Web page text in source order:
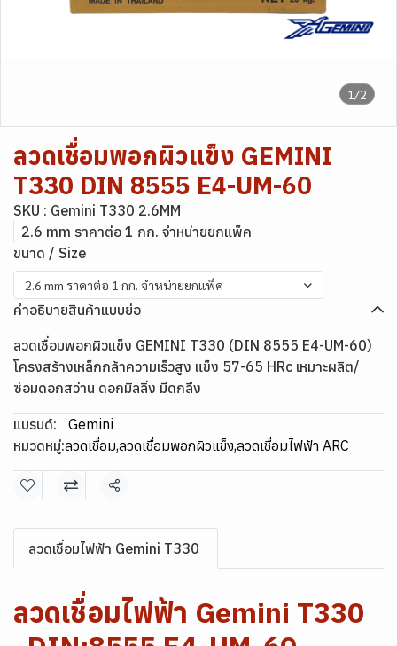
1/2
ลวดเชื่อมพอกผิวแข็ง GEMINI
T330 DIN 8555 E4-UM-60
SKU : Gemini T330 2.6MM
2.6 mm ราคาต่อ 1 กก. จำหน่ายยกแพ็ค
ขนาด / Size
2.6 mm ราคาต่อ 1 กก. จำหน่ายยกแพ็ค
คำอธิบายสินค้าแบบย่อ
ลวดเชื่อมพอกผิวแข็ง GEMINI T330 (DIN 8555 E4-UM-60)
โครงสร้างเหล็กกล้าความเร็วสูง แข็ง 57-65 HRc เหมาะผลิต/
ซ่อมดอกสว่าน ดอกมิลลิ่ง มีดกลึง
แบรนด์:
Gemini
หมวดหมู่:ลวดเชื่อม,ลวดเชื่อมพอกผิวแข็ง,ลวดเชื่อมไฟฟ้า ARC
แชร์
ลวดเชื่อมไฟฟ้า Gemini T330
ลวดเชื่อมไฟฟ้า Gemini T330